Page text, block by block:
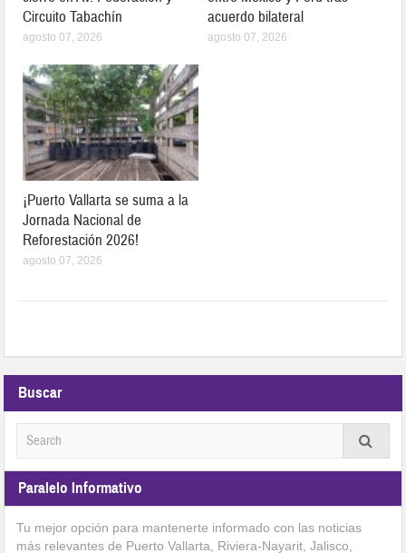
Circuito Tabachín
agosto 07, 2026
acuerdo bilateral
agosto 07, 2026
¡Puerto Vallarta se suma a la
Jornada Nacional de
Reforestación 2026!
agosto 07, 2026
Buscar
Paralelo Informativo
Tu mejor opción para mantenerte informado con las noticias
más relevantes de Puerto Vallarta, Riviera-Nayarit, Jalisco,